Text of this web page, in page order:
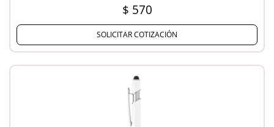
$ 570
SOLICITAR COTIZACIÓN